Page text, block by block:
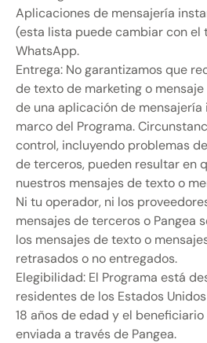
Aplicaciones de mensajería
(esta lista puede cambiar con el
WhatsApp.
Entrega: No garantizamos que
de texto de marketing o
de una aplicación de mensajería
marco del Programa.
control, incluyendo problemas
de terceros, pueden resultar en
nuestros mensajes de texto o
Ni tu operador, ni los
mensajes de terceros o Pangea
los mensajes de texto o
retrasados o no entregados.
Elegibilidad: El Programa está
residentes de los Estados
18 años de edad y el
enviada a través de Pangea.